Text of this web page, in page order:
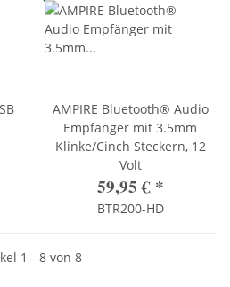
AMPIRE Bluetooth® Audio
Empfänger mit 3.5mm
Klinke/Cinch Steckern, 12
Volt
59,95 € *
BTR200-HD
1 - 8 von 8